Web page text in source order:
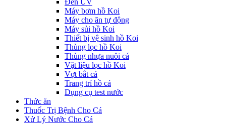
Máy bơm hồ Koi
Máy cho ăn tự động
Máy sủi hồ Koi
Thiết bị vệ sinh hồ Koi
Thùng lọc hồ Koi
Thùng nhựa nuôi cá
Vật liệu lọc hồ Koi
Vợt bắt cá
Trang trí hồ cá
Dụng cụ test nước
Thức ăn
Thuốc Trị Bệnh Cho Cá
Xử Lý Nước Cho Cá